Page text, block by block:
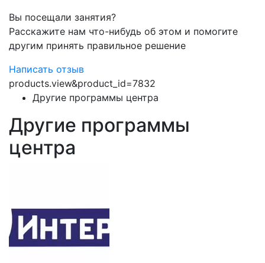
Вы посещали занятия?
Расскажите нам что-нибудь об этом и помогите
другим принять правильное решение
Написать отзыв
products.view&product_id=7832
Другие программы центра
Другие программы
центра